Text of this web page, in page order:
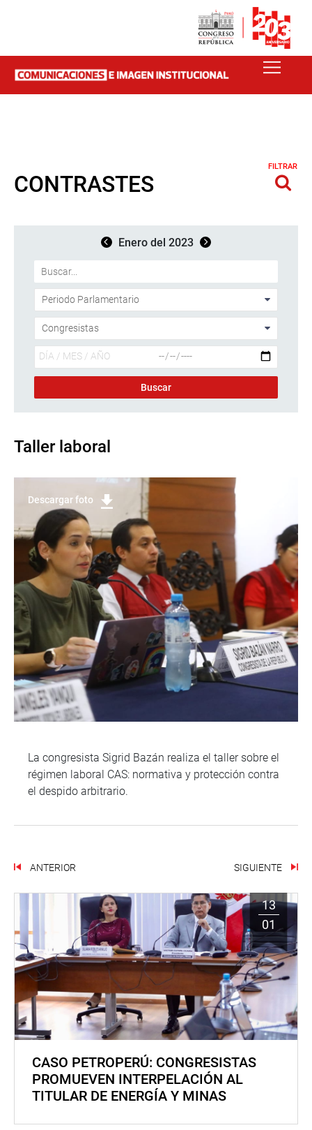
CONTRASTES
FILTRAR
Enero del 2023
Taller laboral
Descargar foto
La congresista Sigrid Bazán realiza el taller sobre el
régimen laboral CAS: normativa y protección contra
el despido arbitrario.
ANTERIOR SIGUIENTE
13
01
CASO PETROPERÚ: CONGRESISTAS
PROMUEVEN INTERPELACIÓN AL
TITULAR DE ENERGÍA Y MINAS